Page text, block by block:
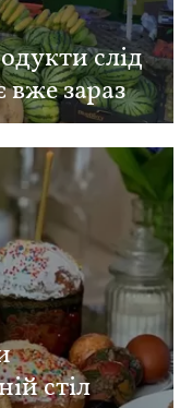
слід
вже зараз
стіл